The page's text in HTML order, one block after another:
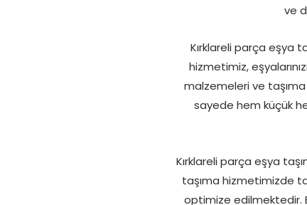
ve
Kırklareli parça eşya
hizmetimiz,
malzemeleri ve
sayede hem küçük
Kırklareli parça eşya
taşıma hizmetimizde
optimize edilmektedir.